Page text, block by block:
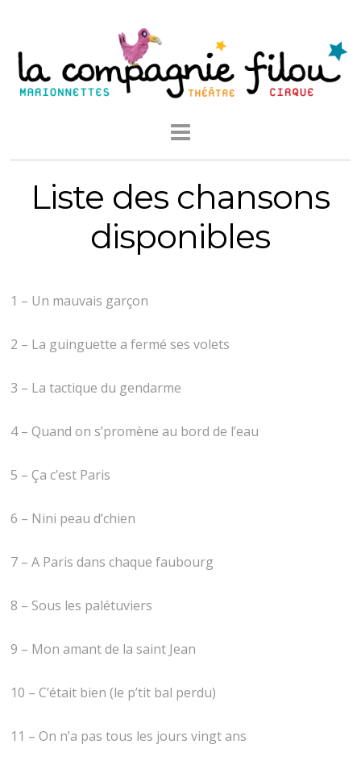
Liste des chansons
disponibles
1 – Un mauvais garçon
2 – La guinguette a fermé ses volets
3 – La tactique du gendarme
4 – Quand on s’promène au bord de l’eau
5 – Ça c’est Paris
6 – Nini peau d’chien
7 – A Paris dans chaque faubourg
8 – Sous les palétuviers
9 – Mon amant de la saint Jean
10 – C’était bien (le p’tit bal perdu)
11 – On n’a pas tous les jours vingt ans